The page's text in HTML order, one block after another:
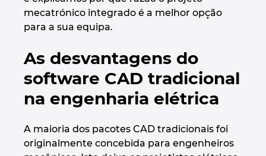
mecatrónico integrado é a melhor opção
para a sua equipa.
As desvantagens do
software CAD tradicional
na engenharia elétrica
A maioria dos pacotes CAD tradicionais foi
originalmente concebida para engenheiros
Automatização de edifícios
Casos de Utilizadores
Automação de Edifícios
Configuração
Integração PDM / PLM
EPLAN Data Portal
EPLAN Education para Salas de Aula
EPLAN Education para Estudantes
EPLAN Collaboration Apps
Contacto
Trust Center
Brunei
Canada
Chile
China